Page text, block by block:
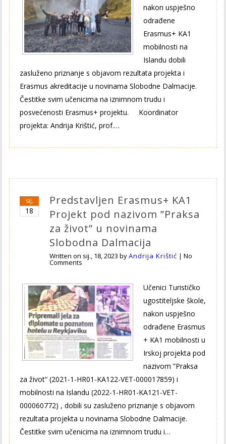
nakon uspješno
odrađene
Erasmus+ KA1
mobilnosti na
Islandu dobili
zasluženo priznanje s objavom rezultata projekta i
Erasmus akreditacije u novinama Slobodne Dalmacije.
Čestitke svim učenicima na iznimnom trudu i
posvećenosti Erasmus+ projektu. Koordinator
projekta: Andrija Krištić, prof.…
sij.
18
Predstavljen Erasmus+ KA1
Projekt pod nazivom ”Praksa
za život” u novinama
Slobodna Dalmacija
Written on sij., 18, 2023 byAndrija Krištić |No
Comments
Učenici Turističko
ugostiteljske škole,
nakon uspješno
odrađene Erasmus
+ KA1 mobilnosti u
Irskoj projekta pod
nazivom ”Praksa
za život“ (2021-1-HR01-KA122-VET-000017859) i
mobilnosti na Islandu (2022-1-HR01-KA121-VET-
000060772) , dobili su zasluženo priznanje s objavom
rezultata projekta u novinama Slobodne Dalmacije.
Čestitke svim učenicima na iznimnom trudu i…